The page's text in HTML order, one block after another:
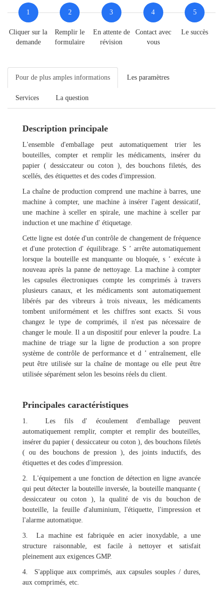
1
Cliquer sur la
demande
2
Remplir le
formulaire
3
En attente de
révision
4
Contact avec
vous
5
Le succès
Pour de plus amples informations Les paramètres
Services La question
Description principale
L'ensemble d'emballage peut automatiquement trier les
bouteilles, compter et remplir les médicaments, insérer du
papier ( dessiccateur ou coton ), des bouchons filetés, des
scellés, des étiquettes et des codes d'impression.
La chaîne de production comprend une machine à barres, une
machine à compter, une machine à insérer l'agent dessicatif,
une machine à sceller en spirale, une machine à sceller par
induction et une machine d' étiquetage.
Cette ligne est dotée d'un contrôle de changement de fréquence
et d'une protection d' équilibrage. S ’ arrête automatiquement
lorsque la bouteille est manquante ou bloquée, s ’ exécute à
nouveau après la panne de nettoyage. La machine à compter
les capsules électroniques compte les comprimés à travers
plusieurs canaux, et les médicaments sont automatiquement
libérés par des vibreurs à trois niveaux, les médicaments
tombent uniformément et les chiffres sont exacts. Si vous
changez le type de comprimés, il n'est pas nécessaire de
changer le moule. Il a un dispositif pour enlever la poudre. La
machine de triage sur la ligne de production a son propre
système de contrôle de performance et d ’ entraînement, elle
peut être utilisée sur la chaîne de montage ou elle peut être
utilisée séparément selon les besoins réels du client.
Principales caractéristiques
1. Les fils d' écoulement d'emballage peuvent
automatiquement remplir, compter et remplir des bouteilles,
insérer du papier ( dessiccateur ou coton ), des bouchons filetés
( ou des bouchons de pression ), des joints inductifs, des
étiquettes et des codes d'impression.
2. L'équipement a une fonction de détection en ligne avancée
qui peut détecter la bouteille inversée, la bouteille manquante (
dessiccateur ou coton ), la qualité de vis du bouchon de
bouteille, la feuille d'aluminium, l'étiquette, l'impression et
l'alarme automatique.
3. La machine est fabriquée en acier inoxydable, a une
structure raisonnable, est facile à nettoyer et satisfait
pleinement aux exigences GMP.
4. S'applique aux comprimés, aux capsules souples / dures,
aux comprimés, etc.